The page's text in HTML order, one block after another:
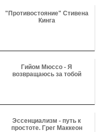
"Противостояние" Стивена
Кинга
Гийом Мюссо - Я
возвращаюсь за тобой
Эссенциализм - путь к
простоте. Грег Маккеон